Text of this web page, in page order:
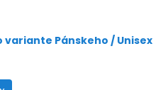
Pánskeho / Unisex